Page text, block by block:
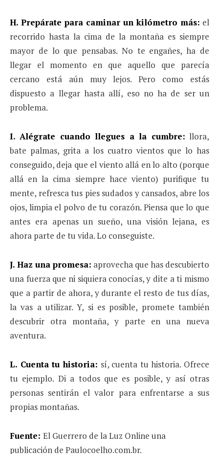
H. Prepárate para caminar un kilómetro más: el
recorrido hasta la cima de la montaña es siempre
mayor de lo que pensabas. No te engañes, ha de
llegar el momento en que aquello que parecía
cercano está aún muy lejos. Pero como estás
dispuesto a llegar hasta allí, eso no ha de ser un
problema.
I. Alégrate cuando llegues a la cumbre: llora,
bate palmas, grita a los cuatro vientos que lo has
conseguido, deja que el viento allá en lo alto (porque
allá en la cima siempre hace viento) purifique tu
mente, refresca tus pies sudados y cansados, abre los
ojos, limpia el polvo de tu corazón. Piensa que lo que
antes era apenas un sueño, una visión lejana, es
ahora parte de tu vida. Lo conseguiste.
J. Haz una promesa: aprovecha que has descubierto
una fuerza que ni siquiera conocías, y dite a ti mismo
que a partir de ahora, y durante el resto de tus días,
la vas a utilizar. Y, si es posible, promete también
descubrir otra montaña, y parte en una nueva
aventura.
L. Cuenta tu historia: sí, cuenta tu historia. Ofrece
tu ejemplo. Di a todos que es posible, y así otras
personas sentirán el valor para enfrentarse a sus
propias montañas.
Fuente: El Guerrero de la Luz Online una
publicación de Paulocoelho.com.br.